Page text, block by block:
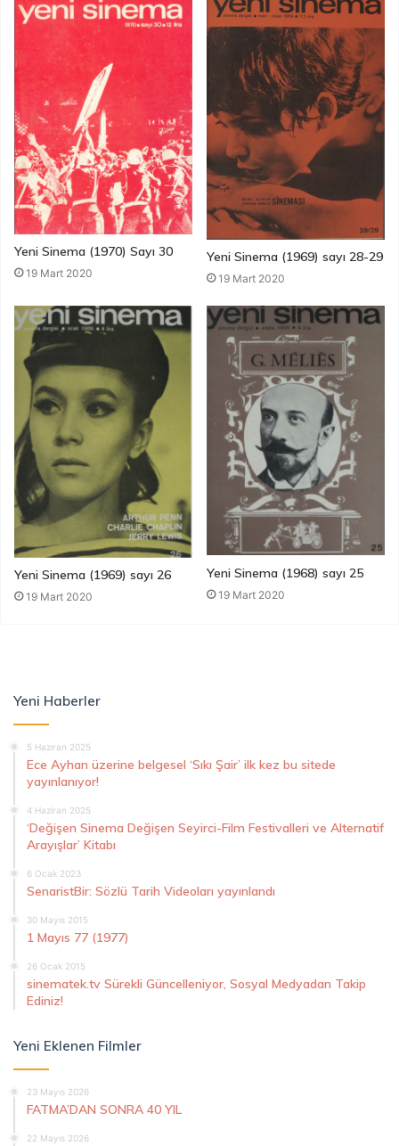
Yeni Sinema (1970) Sayı 30
19 Mart 2020
Yeni Sinema (1969) sayı 28-29
19 Mart 2020
Yeni Sinema (1969) sayı 26
19 Mart 2020
Yeni Sinema (1968) sayı 25
19 Mart 2020
Yeni Haberler
5 Haziran 2025
Ece Ayhan üzerine belgesel ‘Sıkı Şair’ ilk kez bu sitede
yayınlanıyor!
4 Haziran 2025
‘Değişen Sinema Değişen Seyirci-Film Festivalleri ve Alternatif
Arayışlar’ Kitabı
6 Ocak 2023
SenaristBir: Sözlü Tarih Videoları yayınlandı
30 Mayıs 2015
1 Mayıs 77 (1977)
26 Ocak 2015
sinematek.tv Sürekli Güncelleniyor, Sosyal Medyadan Takip
Ediniz!
Yeni Eklenen Filmler
23 Mayıs 2026
FATMA’DAN SONRA 40 YIL
22 Mayıs 2026